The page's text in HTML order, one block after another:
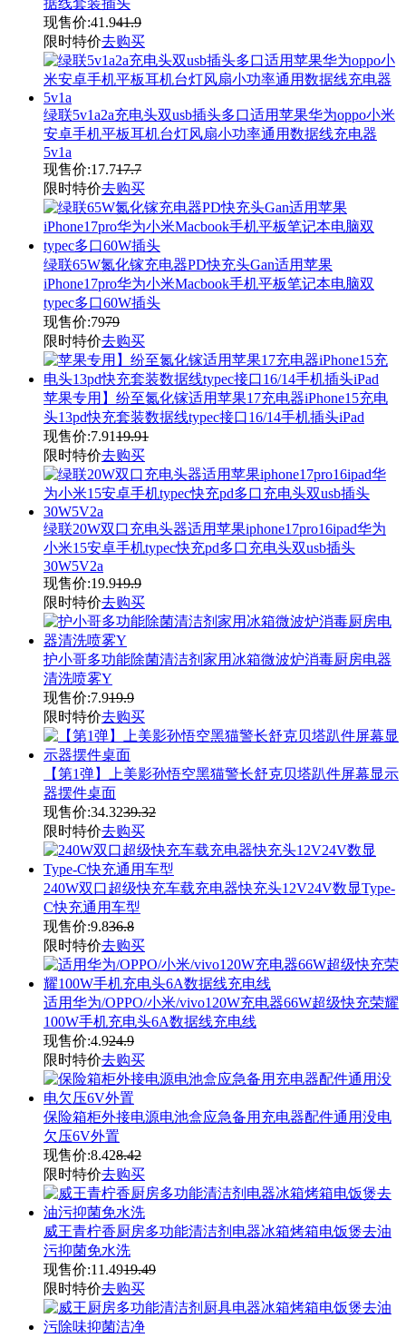
据线套装插头
现售价:41.941.9
限时特价去购买
绿联5v1a2a充电头双usb插头多口适用苹果华为oppo小米
安卓手机平板耳机台灯风扇小功率通用数据线充电器
5v1a
现售价:17.717.7
限时特价去购买
绿联65W氮化镓充电器PD快充头Gan适用苹果
iPhone17pro华为小米Macbook手机平板笔记本电脑双
typec多口60W插头
现售价:7979
限时特价去购买
苹果专用】纷至氮化镓适用苹果17充电器iPhone15充电
头13pd快充套装数据线typec接口16/14手机插头iPad
现售价:7.9119.91
限时特价去购买
绿联20W双口充电头器适用苹果iphone17pro16ipad华为
小米15安卓手机typec快充pd多口充电头双usb插头
30W5V2a
现售价:19.919.9
限时特价去购买
护小哥多功能除菌清洁剂家用冰箱微波炉消毒厨房电器
清洗喷雾Y
现售价:7.919.9
限时特价去购买
【第1弹】上美影孙悟空黑猫警长舒克贝塔趴件屏幕显示
器摆件桌面
现售价:34.3239.32
限时特价去购买
240W双口超级快充车载充电器快充头12V24V数显Type-
C快充通用车型
现售价:9.836.8
限时特价去购买
适用华为/OPPO/小米/vivo120W充电器66W超级快充荣耀
100W手机充电头6A数据线充电线
现售价:4.924.9
限时特价去购买
保险箱柜外接电源电池盒应急备用充电器配件通用没电
欠压6V外置
现售价:8.428.42
限时特价去购买
威王青柠香厨房多功能清洁剂电器冰箱烤箱电饭煲去油
污抑菌免水洗
现售价:11.4919.49
限时特价去购买